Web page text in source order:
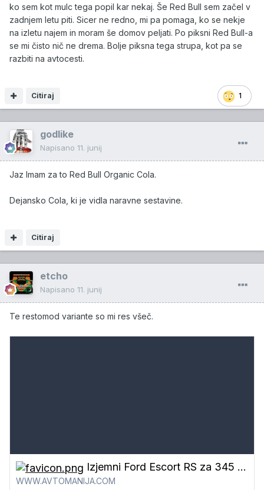
ko sem kot mulc tega popil kar nekaj. Še Red Bull sem začel v
zadnjem letu piti. Sicer ne redno, mi pa pomaga, ko se nekje
na izletu najem in moram še domov peljati. Po piksni Red Bull-a
se mi čisto nič ne drema. Bolje piksna tega strupa, kot pa se
razbiti na avtocesti.
1
Citiraj
godlike
Napisano 11. junij
Jaz Imam za to Red Bull Organic Cola.
Dejansko Cola, ki je vidla naravne sestavine.
Citiraj
etcho
Napisano 11. junij
Te restomod variante so mi res všeč.
Izjemni Ford Escort RS za 345 tisoč evrov
WWW.AVTOMANIJA.COM